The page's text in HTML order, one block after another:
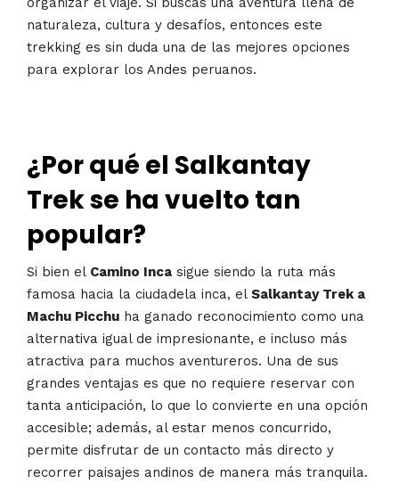
naturaleza, cultura y desafíos, entonces este
trekking es sin duda una de las mejores opciones
para explorar los Andes peruanos.
¿Por qué el Salkantay
Trek se ha vuelto tan
popular?
Si bien el Camino Inca sigue siendo la ruta más
famosa hacia la ciudadela inca, el Salkantay Trek a
Machu Picchu ha ganado reconocimiento como una
alternativa igual de impresionante, e incluso más
atractiva para muchos aventureros. Una de sus
grandes ventajas es que no requiere reservar con
tanta anticipación, lo que lo convierte en una opción
accesible; además, al estar menos concurrido,
permite disfrutar de un contacto más directo y
recorrer paisajes andinos de manera más tranquila.